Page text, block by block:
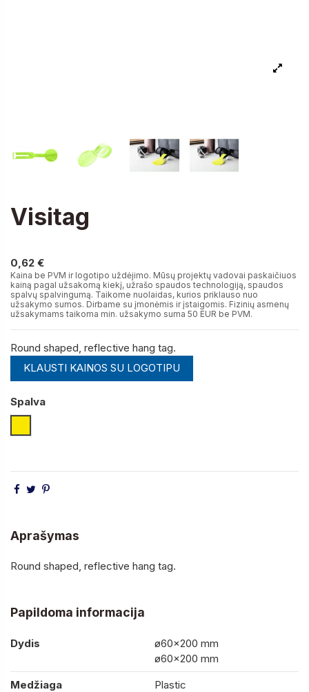
Visitag
0,62 €
Kaina be PVM ir logotipo uždėjimo. Mūsų projektų vadovai paskaičiuos
kainą pagal užsakomą kiekį, užrašo spaudos technologiją, spaudos
spalvų spalvingumą. Taikome nuolaidas, kurios priklauso nuo
užsakymo sumos. Dirbame su įmonėmis ir įstaigomis. Fizinių asmenų
užsakymams taikoma min. užsakymo suma 50 EUR be PVM.
Round shaped, reflective hang tag.
KLAUSTI KAINOS SU LOGOTIPU
Spalva
Aprašymas
Round shaped, reflective hang tag.
Papildoma informacija
Dydis
ø60×200 mm
ø60×200 mm
Medžiaga
Plastic